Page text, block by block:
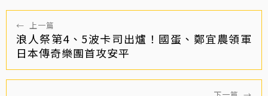
← 上一篇
浪人祭第4、5波卡司出爐！國蛋、鄭宜農領軍
日本傳奇樂團首攻安平